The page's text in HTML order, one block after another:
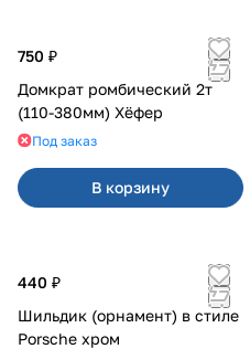
750 ₽
Домкрат ромбический 2т
(110-380мм) Хёфер
Под заказ
В корзину
440 ₽
Шильдик (орнамент) в стиле
Porsche хром